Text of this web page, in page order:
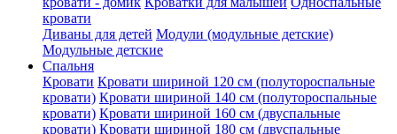
кровати
Диваны для детей Модули (модульные детские)
Модульные детские
Спальня
Кровати Кровати шириной 120 см (полутороспальные
кровати) Кровати шириной 140 см (полутороспальные
кровати) Кровати шириной 160 см (двуспальные
кровати) Кровати шириной 180 см (двуспальные